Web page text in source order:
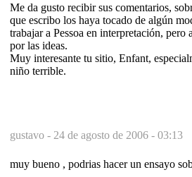
Me da gusto recibir sus comentarios,
que escribo los haya tocado de algún
trabajar a Pessoa en interpretación, pero
por las ideas.
Muy interesante tu sitio, Enfant,
niño terrible.
gustavo - 24 de agosto de 2006 - 03:13
muy bueno , podrias hacer un ensayo